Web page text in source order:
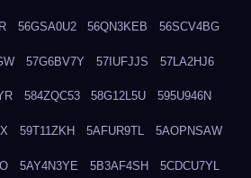
56GSA0U2 56QN3KEB 56SCV4BG
57G6BV7Y 57IUFJJS 57LA2HJ6
584ZQC53 58G12L5U 595U946N
59T11ZKH 5AFUR9TL 5AOPNSAW
5AY4N3YE 5B3AF4SH 5CDCU7YL